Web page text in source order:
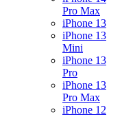
Pro Max
iPhone 13
iPhone 13
Mini
iPhone 13
Pro
iPhone 13
Pro Max
iPhone 12